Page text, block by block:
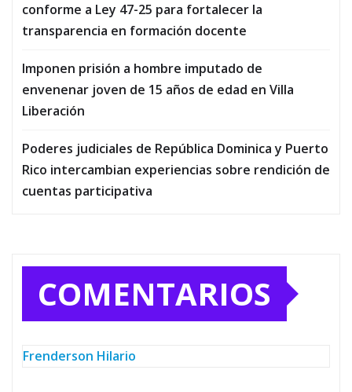
conforme a Ley 47-25 para fortalecer la
transparencia en formación docente
Imponen prisión a hombre imputado de
envenenar joven de 15 años de edad en Villa
Liberación
Poderes judiciales de República Dominica y Puerto
Rico intercambian experiencias sobre rendición de
cuentas participativa
COMENTARIOS
Frenderson Hilario